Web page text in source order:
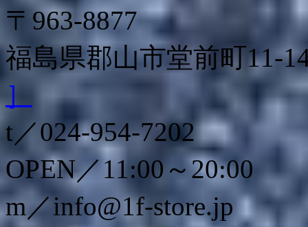
〒963-8877
福島県郡山市堂前町
］
t／024-954-7202
OPEN／11:00～20:00
m／info@1f-store.jp